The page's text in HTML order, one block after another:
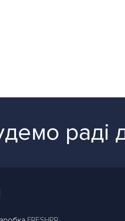
раді